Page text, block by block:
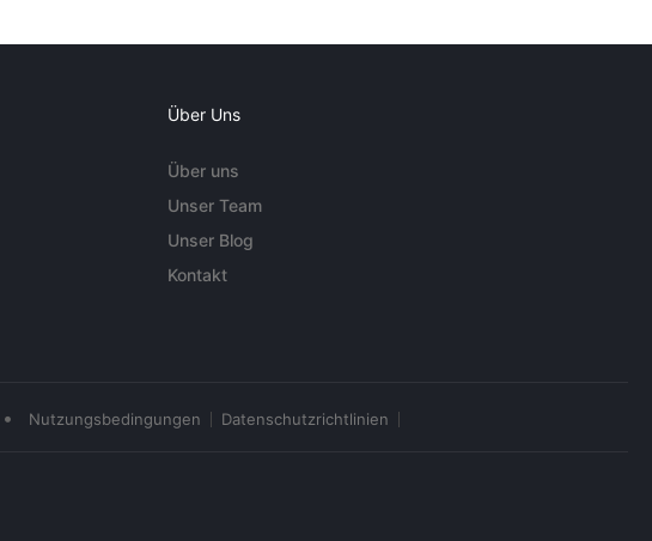
Über Uns
Über uns
Unser Team
Unser Blog
Kontakt
• Nutzungsbedingungen Datenschutzrichtlinien